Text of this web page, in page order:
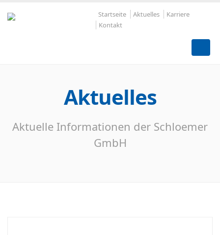
Startseite Aktuelles
Karriere
Kontakt
Aktuelles
Aktuelle Informationen der Schloemer
GmbH